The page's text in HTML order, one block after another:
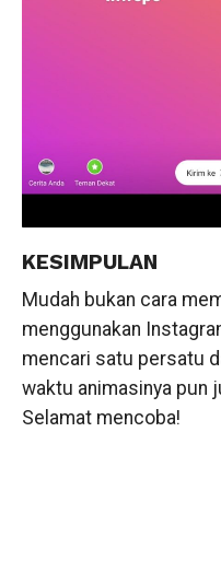
KESIMPULAN
Mudah bukan cara
menggunakan
mencari satu persatu
waktu animasinya pun
Selamat mencoba!